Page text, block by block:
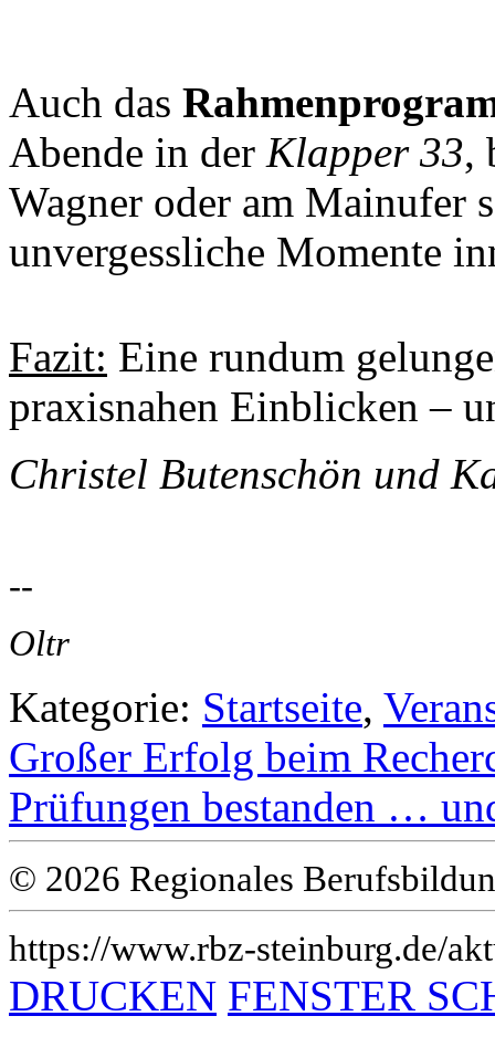
Auch das
Abende in der Klapper 33,
Wagner oder am Mainufer
unvergessliche Momente
Fazit: Eine rundum
praxisnahen Einblicken –
Christel Butenschön und
--
Oltr
Kategorie: Startseite,
Großer Erfolg beim
Prüfungen bestanden …
© 2026 Regionales
https://www.rbz-steinburg.de/
DRUCKEN FENSTER